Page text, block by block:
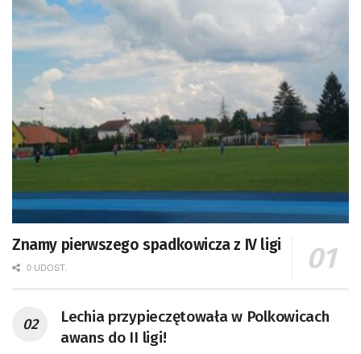
Znamy pierwszego spadkowicza z IV ligi
0 UDOST.
Lechia przypieczętowała w Polkowicach
awans do II ligi!